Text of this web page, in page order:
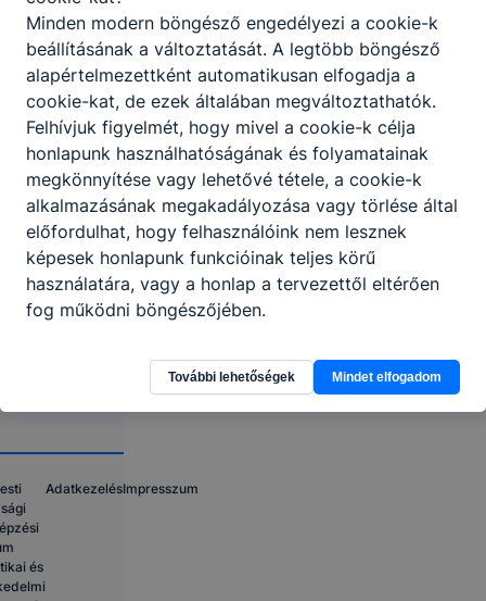
1087
Budapest,
Szörény utca
2-4.
CLASSROOM KRÉTA
Telefon:
+3613330555,
+36303693463
E-mail:
igazgato@logiker.hu,
és
AdatkezelésImpresszum
Minden modern böngésző engedélyezi a cookie-k
beállításának a változtatását. A legtöbb böngésző
alapértelmezettként automatikusan elfogadja a
cookie-kat, de ezek általában megváltoztathatók.
Felhívjuk figyelmét, hogy mivel a cookie-k célja
honlapunk használhatóságának és folyamatainak
megkönnyítése vagy lehetővé tétele, a cookie-k
alkalmazásának megakadályozása vagy törlése által
előfordulhat, hogy felhasználóink nem lesznek
képesek honlapunk funkcióinak teljes körű
használatára, vagy a honlap a tervezettől eltérően
fog működni böngészőjében.
További lehetőségek Mindet elfogadom